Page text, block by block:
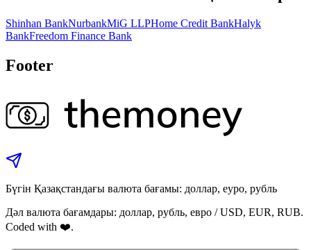
Shinhan BankNurbankMiG LLPHome Credit BankHalyk
BankFreedom Finance Bank
Footer
Бүгін Қазақстандағы валюта бағамы: доллар, еуро, рубль
Дәл валюта бағамдары: доллар, рубль, евро / USD, EUR, RUB.
Coded with ❤️.